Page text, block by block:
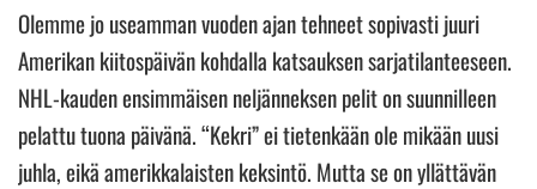
Olemme jo useamman vuoden ajan tehneet sopivasti juuri
Amerikan kiitospäivän kohdalla katsauksen sarjatilanteeseen.
NHL-kauden ensimmäisen neljänneksen pelit on suunnilleen
pelattu tuona päivänä. “Kekri” ei tietenkään ole mikään uusi
juhla, eikä amerikkalaisten keksintö. Mutta se on yllättävän